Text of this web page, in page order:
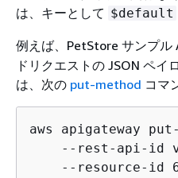
は、キーとして $default
例えば、PetStore サンプル
ドリクエストの JSON ペイ
は、次の put-method コマ
aws apigateway
--rest-api-id
--resource-id